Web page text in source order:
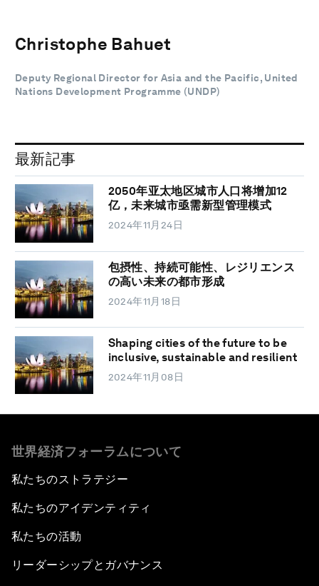
Christophe Bahuet
Deputy Regional Director for Asia and the Pacific, United
Nations Development Programme (UNDP)
最新記事
2050年亚太地区城市人口将增加12
亿，未来城市亟需新型管理模式
2024年11月24日
包摂性、持続可能性、レジリエンス
の高い未来の都市形成
2024年11月18日
Shaping cities of the future to be
inclusive, sustainable and resilient
2024年11月08日
世界経済フォーラムについて
私たちのストラテジー
私たちのアイデンティティ
私たちの活動
リーダーシップとガバナンス